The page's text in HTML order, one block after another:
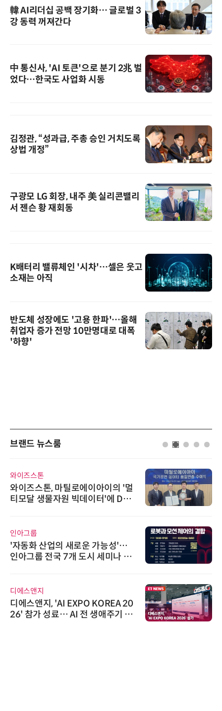
韓 AI리더십 공백 장기화… 글로벌 3
강 동력 꺼져간다
中 통신사, 'AI 토큰'으로 분기 2兆 벌
었다…한국도 사업화 시동
김정관, “성과급, 주총 승인 거치도록
상법 개정”
구광모 LG 회장, 내주 美 실리콘밸리
서 젠슨 황 재회동
K배터리 밸류체인 '시차'…셀은 웃고
소재는 아직
반도체 성장에도 '고용 한파'…올해
취업자 증가 전망 10만명대로 대폭
'하향'
브랜드 뉴스룸
와이즈스톤
와이즈스톤, 마틸로에이아이의 '멀
티모달 생물자원 빅데이터'에 DQ
인아그룹
'자동화 산업의 새로운 가능성'…
인아그룹 전국 7개 도시 세미나 페
디에스앤지
디에스앤지, 'AI EXPO KOREA 20
26' 참가 성료… AI 전 생애주기 아